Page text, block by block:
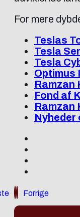
For mere
Teslas
Tesla
Tesla
Optimus
Ramzan
Fond af
Ramzan
Nyheder
Forrige